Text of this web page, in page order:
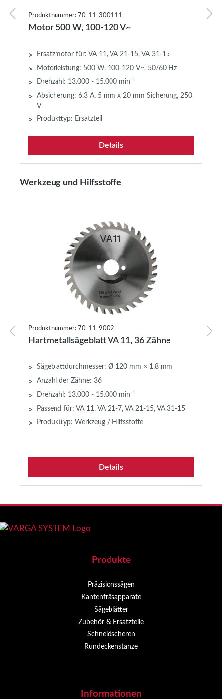
Produktnummer: 70-11-300111
Motor 500 W, 100-120 V~
> Ersatzmotor für: VA 11, VA 21-15, VA 31-15
> Motorleistung: 500 W, 100-120 V~, 50/60 Hz
> Drehzahl: 13.000 - 15.000 min⁻¹
>
Absicherung: 6,3 A, 5 mm x 20 mm Sicherung, 250
V
> Produkttyp: Ersatzteil
Details
Produktgalerie überspringen
Werkzeug und Hilfsstoffe
Produktnummer: 70-11-9002
Hartmetallsägeblatt VA 11, 36 Zähne
> Sägeblattdurchmesser: Ø 120 mm × 1.8 mm
> Anzahl der Zähne: 36
> Drehzahl: 13.000 - 15.000 min⁻¹
> Passend für: VA 11, VA 21-7, VA 21-15, VA 31-15
> Produkttyp: Werkzeug / Hilfsstoffe
Details
Produkte
Präzisionssägen
Kantenfräsapparate
Sägeblätter
Zubehör & Ersatzteile
Schneidscheren
Rundeckenstanze
Informationen